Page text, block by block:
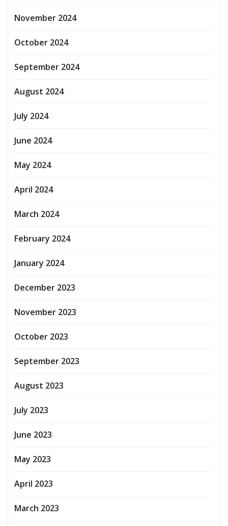
November 2024
October 2024
September 2024
August 2024
July 2024
June 2024
May 2024
April 2024
March 2024
February 2024
January 2024
December 2023
November 2023
October 2023
September 2023
August 2023
July 2023
June 2023
May 2023
April 2023
March 2023